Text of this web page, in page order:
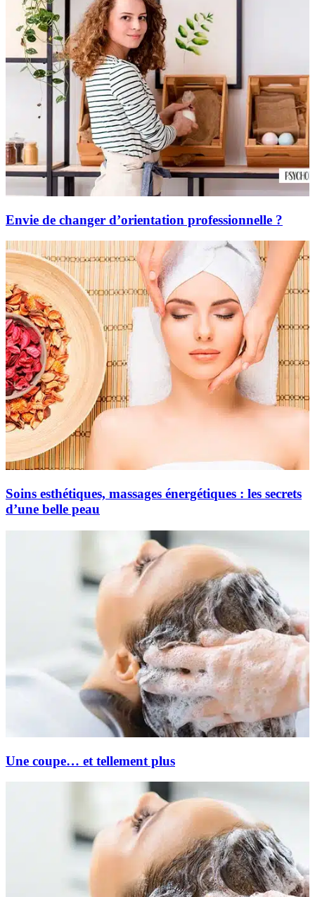
Envie de changer d’orientation professionnelle ?
Soins esthétiques, massages énergétiques : les secrets
d’une belle peau
Une coupe… et tellement plus